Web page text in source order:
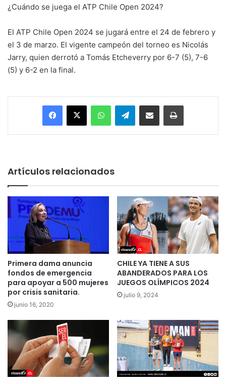
¿Cuándo se juega el ATP Chile Open 2024?
El ATP Chile Open 2024 se jugará entre el 24 de febrero y
el 3 de marzo. El vigente campeón del torneo es Nicolás
Jarry, quien derrotó a Tomás Etcheverry por 6-7 (5), 7-6
(5) y 6-2 en la final.
Facebook
X WhatsAppTelegramEnviar vía email Imprimir
Artículos relacionados
Primera dama anuncia
fondos de emergencia
para apoyar a 500 mujeres
por crisis sanitaria.
junio 16, 2020
CHILE YA TIENE A SUS
ABANDERADOS PARA LOS
JUEGOS OLÍMPICOS 2024
julio 9, 2024